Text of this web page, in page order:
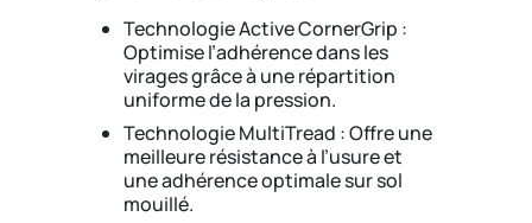
Technologie Active CornerGrip :
Optimise l’adhérence dans les
virages grâce à une répartition
uniforme de la pression.
Technologie MultiTread : Offre une
meilleure résistance à l’usure et
une adhérence optimale sur sol
mouillé.